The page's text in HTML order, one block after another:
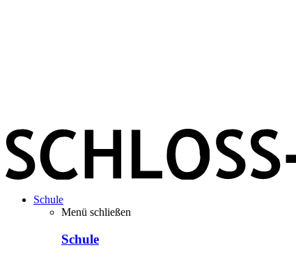
Schule
Menü schließen
Schule